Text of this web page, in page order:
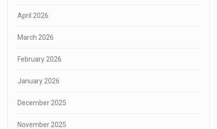
April 2026
March 2026
February 2026
January 2026
December 2025
November 2025